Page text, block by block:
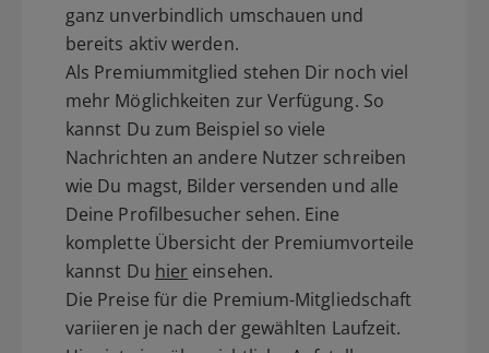
ganz unverbindlich umschauen und
bereits aktiv werden.
Als Premiummitglied stehen Dir noch viel
mehr Möglichkeiten zur Verfügung. So
kannst Du zum Beispiel so viele
Nachrichten an andere Nutzer schreiben
wie Du magst, Bilder versenden und alle
Deine Profilbesucher sehen. Eine
komplette Übersicht der Premiumvorteile
kannst Du hier einsehen.
Die Preise für die Premium-Mitgliedschaft
variieren je nach der gewählten Laufzeit.